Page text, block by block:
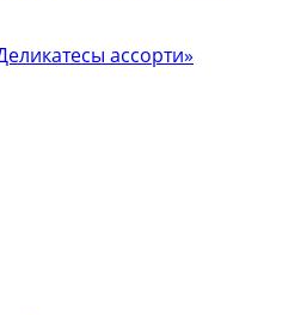
ассорти»